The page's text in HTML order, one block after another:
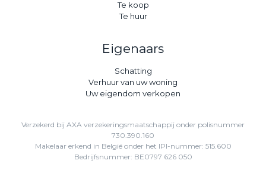
Te koop
Te huur
Eigenaars
Schatting
Verhuur van uw woning
Uw eigendom verkopen
Verzekerd bij AXA verzekeringsmaatschappij onder polisnummer
730.390.160
Makelaar erkend in België onder het IPI-nummer: 515.600
Bedrijfsnummer: BE0797 626 050